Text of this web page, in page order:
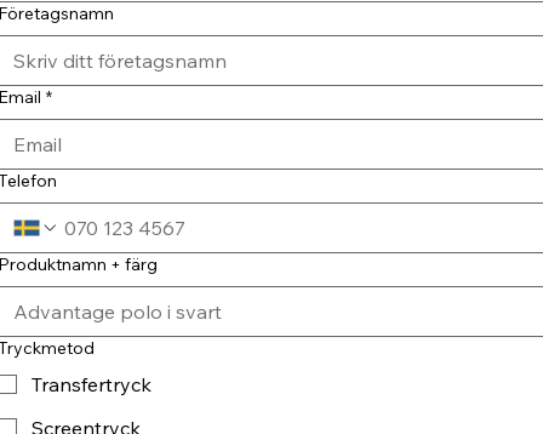
*
+ färg
Transfertryck
Screentryck